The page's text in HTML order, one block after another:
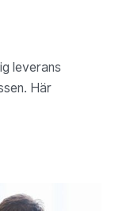
leverans
Här